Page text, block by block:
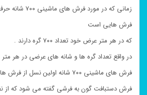
زمانی که در مورد
فرش هایی است
که در هر متر عرض خود تعداد ۷۰۰ گره دارند .
در واقع تعداد گره ها و شانه های عرضی در هر متر از فرش
فرش های ماشینی ۷۰۰ شانه اولین نسل از فرش ها دستبافت گون هستند
فرش دستبافت گون به فرشی گفته می شود که از